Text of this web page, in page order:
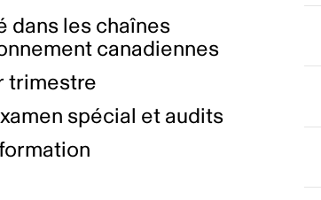
dans les chaînes
canadiennes
trimestre
spécial et audits